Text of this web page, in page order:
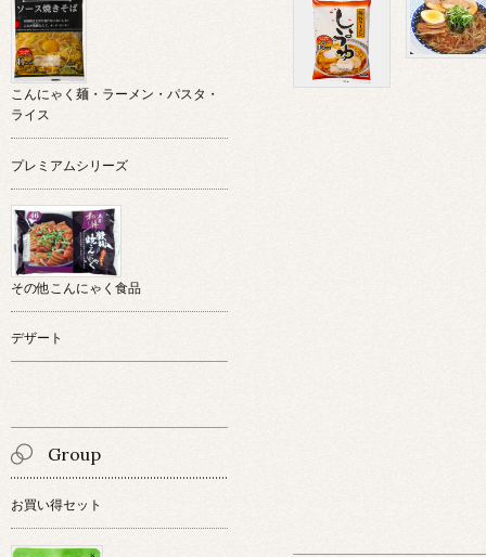
こんにゃく麺・ラーメン・パスタ・
ライス
プレミアムシリーズ
その他こんにゃく食品
デザート
Group
お買い得セット